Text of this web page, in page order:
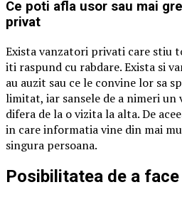
Ce poti afla usor sau mai
privat
Exista vanzatori privati care stiu
iti raspund cu rabdare. Exista si
au auzit sau ce le convine lor sa
limitat, iar sansele de a nimeri
difera de la o vizita la alta. De
in care informatia vine din mai
singura persoana.
Posibilitatea de a